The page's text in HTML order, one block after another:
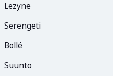
Lezyne
Serengeti
Bollé
Suunto